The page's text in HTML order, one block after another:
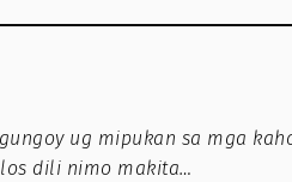
ug mipukan sa mga
dili nimo makita…